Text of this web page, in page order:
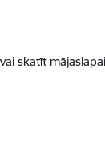
skatīt